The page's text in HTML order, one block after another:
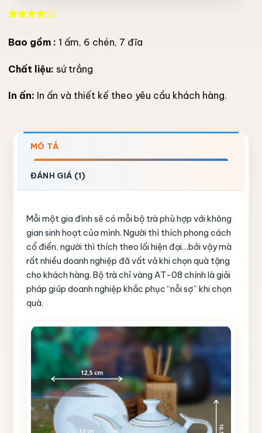
5 dựa
trên đánh
Bao gồm : 1 ấm, 6 chén, 7 đĩa
Chất liệu: sứ trắng
In ấn: In ấn và thiết kế theo yêu cầu khách hàng.
MÔ TẢ
ĐÁNH GIÁ (1)
Mỗi một gia đình sẽ có mỗi bộ trà phù hợp với không
gian sinh hoạt của mình. Người thì thích phong cách
cổ điển, người thì thích theo lối hiện đại…bởi vậy mà
rất nhiều doanh nghiệp đã vất vả khi chọn quà tặng
cho khách hàng. Bộ trà chỉ vàng AT-08 chính là giải
pháp giúp doanh nghiệp khắc phục “nỗi sợ” khi chọn
quà.